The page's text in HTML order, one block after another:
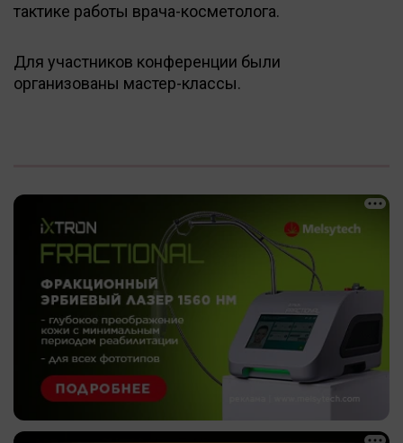
тактике работы врача-косметолога.
Для участников конференции были
организованы мастер-классы.